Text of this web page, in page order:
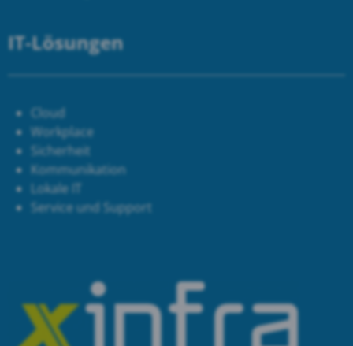
IT-Lösungen
Cloud
Workplace
Sicherheit
Kommunikation
Lokale IT
Service und Support